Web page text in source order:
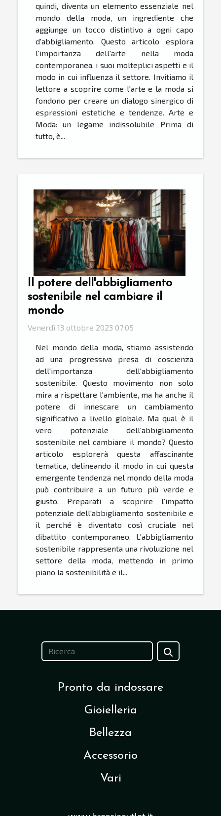
quindi, diventa un elemento essenziale nel
mondo della moda, un ingrediente che
aggiunge un tocco distintivo a ogni capo
d'abbigliamento. Questo articolo esplora
l'importanza dell'arte nella moda
contemporanea, i suoi molteplici aspetti e il
modo in cui influenza il settore. Invitiamo il
lettore a scoprire come l'arte e la moda si
fondono per creare un dialogo sinergico di
espressioni estetiche e tendenze. Arte e
Moda: un legame indissolubile Prima di
tutto, è...
Il potere dell'abbigliamento
sostenibile nel cambiare il
mondo
Venerdì 13 ottobre 2023 07:05
Nel mondo della moda, stiamo assistendo
ad una progressiva presa di coscienza
dell'importanza dell'abbigliamento
sostenibile. Questo movimento non solo
mira a rispettare l'ambiente, ma ha anche il
potere di innescare un cambiamento
significativo a livello globale. Ma qual è il
vero potenziale dell'abbigliamento
sostenibile nel cambiare il mondo? Questo
articolo esplorerà questa affascinante
tematica, delineando il modo in cui questa
emergente tendenza nel mondo della moda
può contribuire a un futuro più verde e
giusto. Preparati a scoprire l'impatto
potenziale dell'abbigliamento sostenibile e
il perché è diventato così cruciale nel
dibattito contemporaneo. L'abbigliamento
sostenibile rappresenta una rivoluzione nel
settore della moda, mettendo in primo
piano la sostenibilità e il...
Pronto da indossare
Gioielleria
Bellezza
Accessorio
Vari